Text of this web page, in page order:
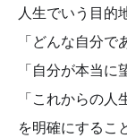
人生でいう目的
「どんな自分で
「自分が本当に
「これからの人
を明確にするこ